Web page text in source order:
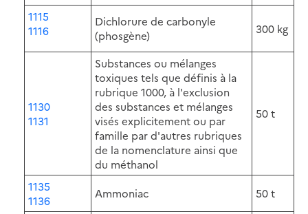
1115
1116
Dichlorure de carbonyle
(phosgène)
300 kg
1130
1131
Substances ou mélanges
toxiques tels que définis à la
rubrique 1000, à l'exclusion
des substances et mélanges
visés explicitement ou par
famille par d'autres rubriques
de la nomenclature ainsi que
du méthanol
50 t
1135
1136
Ammoniac 50 t